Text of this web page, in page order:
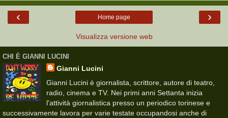
‹ ›
Home page
Visualizza versione web
CHI È GIANNI LUCINI
Gianni Lucini
Gianni Lucini è giornalista, scrittore, autore di teatro,
radio, cinema e TV. Nei primi anni Settanta inizia
l'attività giornalistica presso un periodico torinese e
successivamente lavora per varie testate occupandosi anche di